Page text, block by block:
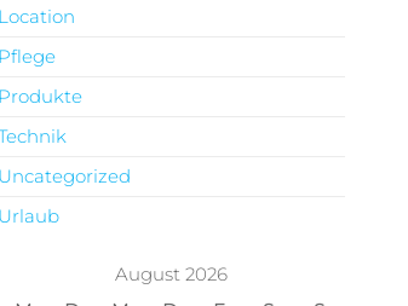
Location
Pflege
Produkte
Uncategorized
Urlaub
August 2026